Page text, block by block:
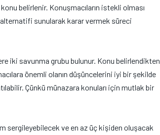
belirlenir. Konuşmacıların istekli olması
sunularak karar vermek süreci
iki savunma grubu bulunur. Konu belirlendikten
önemli olanın düşüncelerini iyi bir şekilde
Çünkü münazara konuları için mutlak bir
sergileyebilecek ve en az üç kişiden oluşacak